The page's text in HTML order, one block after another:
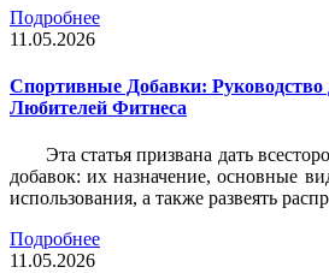
Подробнее
11.05.2026
Спортивные Добавки: Руководство
Любителей Фитнеса
Эта статья призвана дать
добавок: их назначение, основные
использования, а также развеять
Подробнее
11.05.2026